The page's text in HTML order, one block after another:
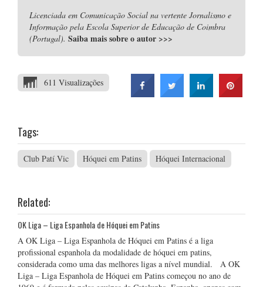
Licenciada em Comunicação Social na vertente Jornalismo e
Informação pela Escola Superior de Educação de Coimbra
(Portugal). Saiba mais sobre o autor >>>
611 Visualizações
Tags:
Club Patí Vic Hóquei em Patins Hóquei Internacional
Related:
OK Liga – Liga Espanhola de Hóquei em Patins
A OK Liga – Liga Espanhola de Hóquei em Patins é a liga
profissional espanhola da modalidade de hóquei em patins,
considerada como uma das melhores ligas a nível mundial. A OK
Liga – Liga Espanhola de Hóquei em Patins começou no ano de